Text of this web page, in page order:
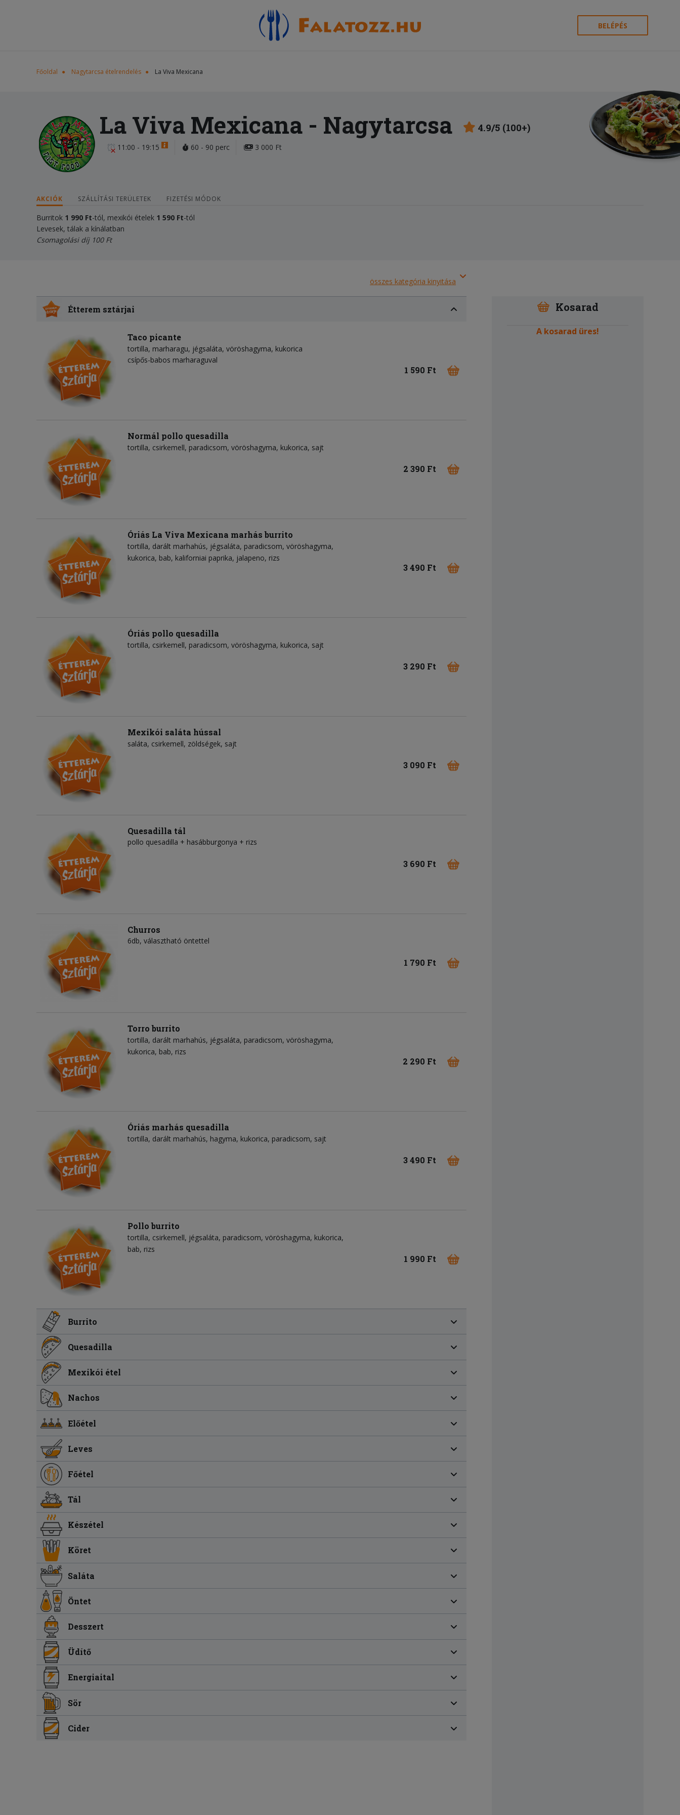
BELÉPÉS
Főoldal Nagytarcsa ételrendelés La Viva Mexicana
La Viva Mexicana - Nagytarcsa 4.9/5 (100+)
11:00 - 19:15 60 - 90 perc 3 000 Ft
AKCIÓK SZÁLLÍTÁSI TERÜLETEK FIZETÉSI MÓDOK
Burritok 1 990 Ft-tól, mexikói ételek 1 590 Ft-tól
Levesek, tálak a kínálatban
Csomagolási díj 100 Ft
összes kategória kinyitása
Étterem sztárjai
Taco picante
tortilla marharagu jégsaláta vöröshagyma kukorica
csípős-babos marharaguval
1 590 Ft
Normál pollo quesadilla
tortilla csirkemell paradicsom vöröshagyma kukorica sajt
2 390 Ft
Óriás La Viva Mexicana marhás burrito
tortilla darált marhahús jégsaláta paradicsom vöröshagyma
kukorica bab kaliforniai paprika jalapeno rizs
3 490 Ft
Óriás pollo quesadilla
tortilla csirkemell paradicsom vöröshagyma kukorica sajt
3 290 Ft
Mexikói saláta hússal
saláta csirkemell zöldségek sajt
3 090 Ft
Quesadilla tál
pollo quesadilla + hasábburgonya + rizs
3 690 Ft
Churros
6db, választható öntettel
1 790 Ft
Torro burrito
tortilla darált marhahús jégsaláta paradicsom vöröshagyma
kukorica bab rizs
2 290 Ft
Óriás marhás quesadilla
tortilla darált marhahús hagyma kukorica paradicsom sajt
3 490 Ft
Pollo burrito
tortilla csirkemell jégsaláta paradicsom vöröshagyma kukorica
bab rizs
1 990 Ft
Burrito
Quesadilla
Mexikói étel
Nachos
Előétel
Leves
Főétel
Tál
Készétel
Köret
Saláta
Öntet
Desszert
Üdítő
Energiaital
Sör
Cider
Kosarad
A kosarad üres!